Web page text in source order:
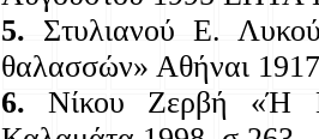
5. Στυλιανού Ε.
θαλασσών» Αθήναι
6. Νίκου Ζερβή